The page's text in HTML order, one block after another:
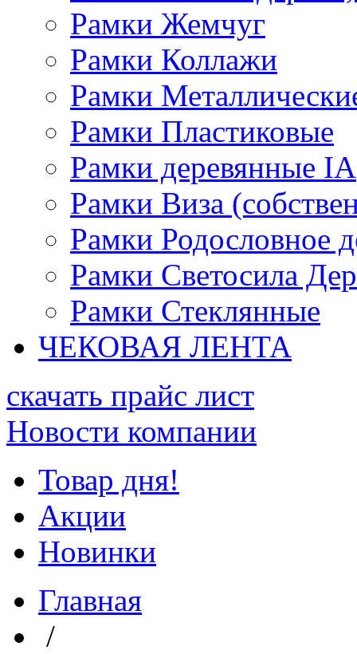
Рамки Жемчуг
Рамки Коллажи
Рамки
Рамки Пластиковые
Рамки деревянные IA
Рамки Виза
Рамки Родословное
Рамки Светосила
Рамки Стеклянные
ЧЕКОВАЯ ЛЕНТА
скачать прайс лист
Новости компании
Товар дня!
Акции
Новинки
Главная
/